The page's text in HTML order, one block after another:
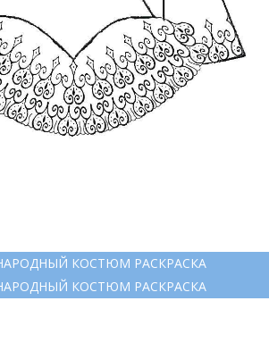
КОСТЮМ РАСКРАСКА
КОСТЮМ РАСКРАСКА